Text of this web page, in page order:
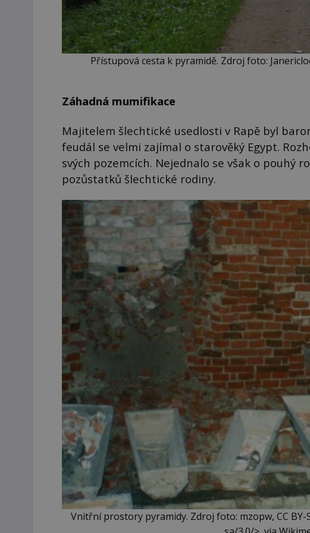
Přístupová cesta k pyramidě. Zdroj foto:
Záhadná mumifikace
Majitelem šlechtické usedlosti v Rapě byl
feudál se velmi zajímal o starověký Egypt.
svých pozemcích. Nejednalo se však o pouhý
pozůstatků šlechtické rodiny.
Vnitřní prostory pyramidy. Zdroj foto: mzopw, CC